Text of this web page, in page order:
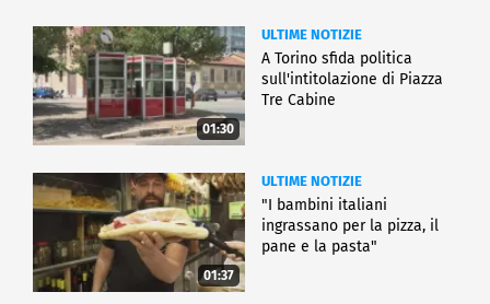
01:30
ULTIME NOTIZIE
A Torino sfida politica
sull'intitolazione di Piazza
Tre Cabine
01:37
ULTIME NOTIZIE
"I bambini italiani
ingrassano per la pizza, il
pane e la pasta"